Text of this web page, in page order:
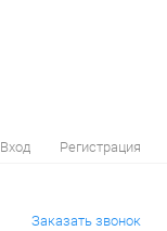
Вход Регистрация
Заказать звонок